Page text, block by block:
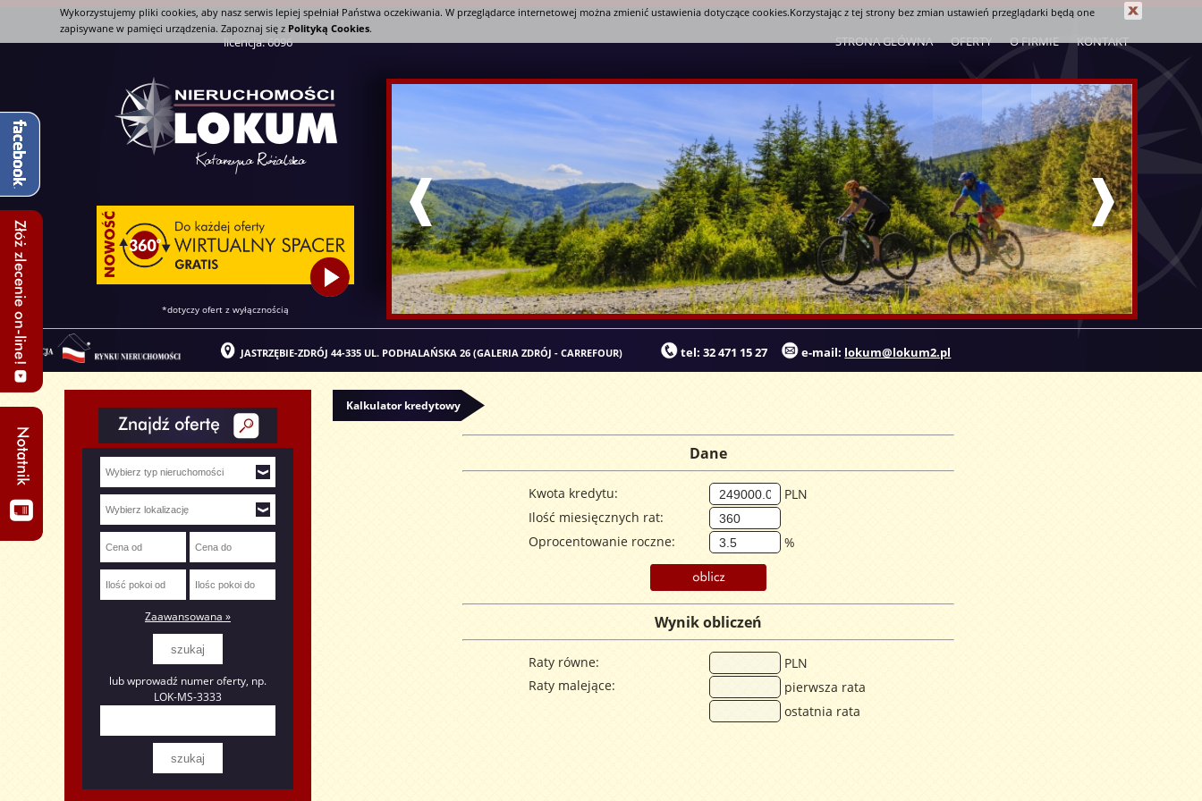
STRONA GŁÓWNA OFERTY O FIRMIE KONTAKT
licencja: 6096
*dotyczy ofert z wyłącznością
JASTRZĘBIE-ZDRÓJ 44-335 UL. PODHALAŃSKA 26 (GALERIA ZDRÓJ - CARREFOUR) tel: 32 471 15 27 e-mail: lokum@lokum2.pl
Zaawansowana »
lub wprowadź numer oferty, np.
LOK-MS-3333
Kalkulator kredytowy
Dane
Kwota kredytu:
PLN
Ilość miesięcznych rat:
Oprocentowanie roczne:
%
Wynik obliczeń
Raty równe:
PLN
Raty malejące:
pierwsza rata
ostatnia rata
Wykorzystujemy pliki cookies, aby nasz serwis lepiej spełniał Państwa oczekiwania. W przeglądarce internetowej można zmienić ustawienia dotyczące cookies.Korzystając z tej strony bez zmian ustawień przeglądarki będą one
zapisywane w pamięci urządzenia. Zapoznaj się z Polityką Cookies.